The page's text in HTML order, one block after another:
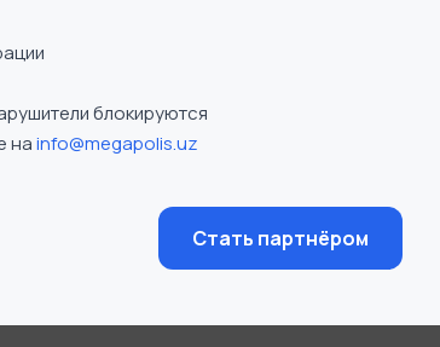
блокируются
наinfo@megapolis.uz
Стать партнёром